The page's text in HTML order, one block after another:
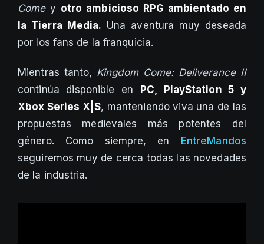
Comey otro ambicioso RPG ambientado en
la Tierra Media. Una aventura muy deseada
por los fans de la franquicia.
Mientras tanto, Kingdom Come: Deliverance II
continúa disponible en PC, PlayStation 5 y
Xbox Series X|S, manteniendo viva una de las
propuestas medievales más potentes del
género. Como siempre, en EntreMandos
seguiremos muy de cerca todas las novedades
de la industria.